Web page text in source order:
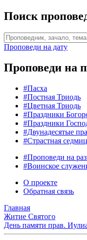
Поиск
Проповеди на дату
Проповеди на
#Пасха
#Постная Триодь
#Цветная Триодь
#Праздники
#Праздники
#Двунадесятые
#Страстная
#Проповеди на
#Воинское
О проекте
Обратная связь
Главная
Житие Святого
День памяти прав.